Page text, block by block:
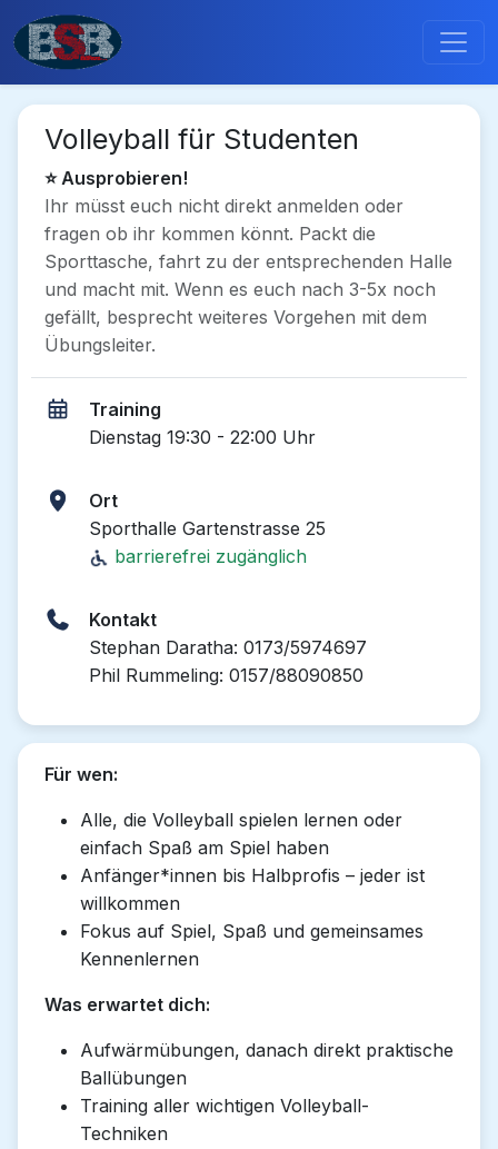
Volleyball für Studenten
⭐ Ausprobieren!
Ihr müsst euch nicht direkt anmelden oder
fragen ob ihr kommen könnt. Packt die
Sporttasche, fahrt zu der entsprechenden Halle
und macht mit. Wenn es euch nach 3-5x noch
gefällt, besprecht weiteres Vorgehen mit dem
Übungsleiter.
Training
Dienstag 19:30 - 22:00 Uhr
Ort
Sporthalle Gartenstrasse 25
barrierefrei zugänglich
Kontakt
Stephan Daratha: 0173/5974697
Phil Rummeling: 0157/88090850
Für wen:
Alle, die Volleyball spielen lernen oder
einfach Spaß am Spiel haben
Anfänger*innen bis Halbprofis – jeder ist
willkommen
Fokus auf Spiel, Spaß und gemeinsames
Kennenlernen
Was erwartet dich:
Aufwärmübungen, danach direkt praktische
Ballübungen
Training aller wichtigen Volleyball-
Techniken